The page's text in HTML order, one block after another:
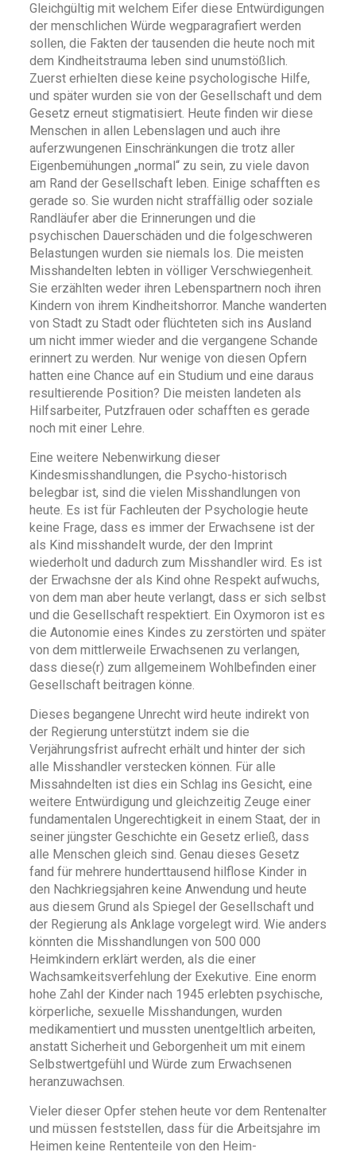
Gleichgültig mit welchem Eifer diese Entwürdigungen
der menschlichen Würde wegparagrafiert werden
sollen, die Fakten der tausenden die heute noch mit
dem Kindheitstrauma leben sind unumstößlich.
Zuerst erhielten diese keine psychologische Hilfe,
und später wurden sie von der Gesellschaft und dem
Gesetz erneut stigmatisiert. Heute finden wir diese
Menschen in allen Lebenslagen und auch ihre
auferzwungenen Einschränkungen die trotz aller
Eigenbemühungen „normal“ zu sein, zu viele davon
am Rand der Gesellschaft leben. Einige schafften es
gerade so. Sie wurden nicht straffällig oder soziale
Randläufer aber die Erinnerungen und die
psychischen Dauerschäden und die folgeschweren
Belastungen wurden sie niemals los. Die meisten
Misshandelten lebten in völliger Verschwiegenheit.
Sie erzählten weder ihren Lebenspartnern noch ihren
Kindern von ihrem Kindheitshorror. Manche wanderten
von Stadt zu Stadt oder flüchteten sich ins Ausland
um nicht immer wieder and die vergangene Schande
erinnert zu werden. Nur wenige von diesen Opfern
hatten eine Chance auf ein Studium und eine daraus
resultierende Position? Die meisten landeten als
Hilfsarbeiter, Putzfrauen oder schafften es gerade
noch mit einer Lehre.
Eine weitere Nebenwirkung dieser
Kindesmisshandlungen, die Psycho-historisch
belegbar ist, sind die vielen Misshandlungen von
heute. Es ist für Fachleuten der Psychologie heute
keine Frage, dass es immer der Erwachsene ist der
als Kind misshandelt wurde, der den Imprint
wiederholt und dadurch zum Misshandler wird. Es ist
der Erwachsne der als Kind ohne Respekt aufwuchs,
von dem man aber heute verlangt, dass er sich selbst
und die Gesellschaft respektiert. Ein Oxymoron ist es
die Autonomie eines Kindes zu zerstörten und später
von dem mittlerweile Erwachsenen zu verlangen,
dass diese(r) zum allgemeinem Wohlbefinden einer
Gesellschaft beitragen könne.
Dieses begangene Unrecht wird heute indirekt von
der Regierung unterstützt indem sie die
Verjährungsfrist aufrecht erhält und hinter der sich
alle Misshandler verstecken können. Für alle
Missahndelten ist dies ein Schlag ins Gesicht, eine
weitere Entwürdigung und gleichzeitig Zeuge einer
fundamentalen Ungerechtigkeit in einem Staat, der in
seiner jüngster Geschichte ein Gesetz erließ, dass
alle Menschen gleich sind. Genau dieses Gesetz
fand für mehrere hunderttausend hilflose Kinder in
den Nachkriegsjahren keine Anwendung und heute
aus diesem Grund als Spiegel der Gesellschaft und
der Regierung als Anklage vorgelegt wird. Wie anders
könnten die Misshandlungen von 500 000
Heimkindern erklärt werden, als die einer
Wachsamkeitsverfehlung der Exekutive. Eine enorm
hohe Zahl der Kinder nach 1945 erlebten psychische,
körperliche, sexuelle Misshandungen, wurden
medikamentiert und mussten unentgeltlich arbeiten,
anstatt Sicherheit und Geborgenheit um mit einem
Selbstwertgefühl und Würde zum Erwachsenen
heranzuwachsen.
Vieler dieser Opfer stehen heute vor dem Rentenalter
und müssen feststellen, dass für die Arbeitsjahre im
Heimen keine Rententeile von den Heim-